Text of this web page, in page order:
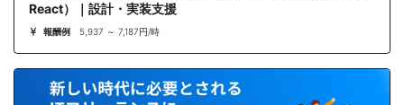
React）｜設計・実装支援
報酬例 5,937 ～ 7,187円/時